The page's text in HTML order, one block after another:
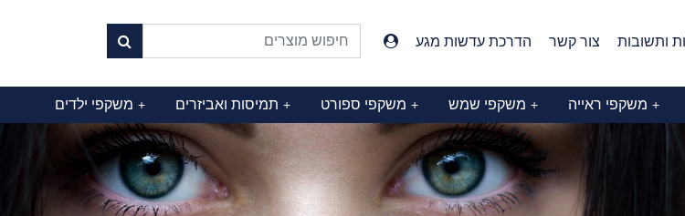
ותשובות צור קשר הדרכת עדשות מגע
משקפי ראייה + משקפי שמש + משקפי ספורט + תמיסות ואביזרים + משקפי ילדים +